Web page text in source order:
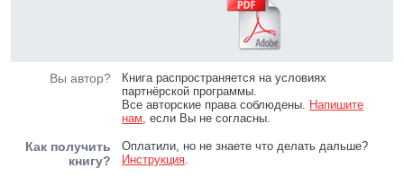
Вы автор?
Книга распространяется на условиях
партнёрской программы.
Все авторские права соблюдены. Напишите
нам, если Вы не согласны.
Как получить
книгу?
Оплатили, но не знаете что делать дальше?
Инструкция.